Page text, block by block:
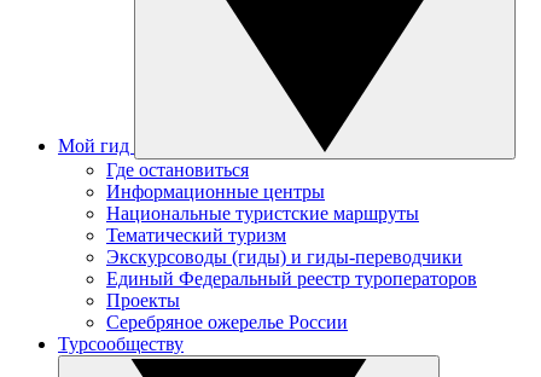
Мой гид
Где остановиться
Информационные центры
Национальные туристские маршруты
Тематический туризм
Экскурсоводы (гиды) и гиды-переводчики
Единый Федеральный реестр туроператоров
Проекты
Серебряное ожерелье России
Турсообществу